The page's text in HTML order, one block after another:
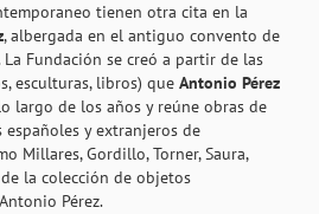
tienen otra cita en la
, albergada en el antiguo convento de
La Fundación se creó a partir de las
esculturas, libros) que Antonio Pérez
largo de los años y reúne obras de
y extranjeros de
Millares, Gordillo, Torner, Saura,
la colección de objetos
Pérez.